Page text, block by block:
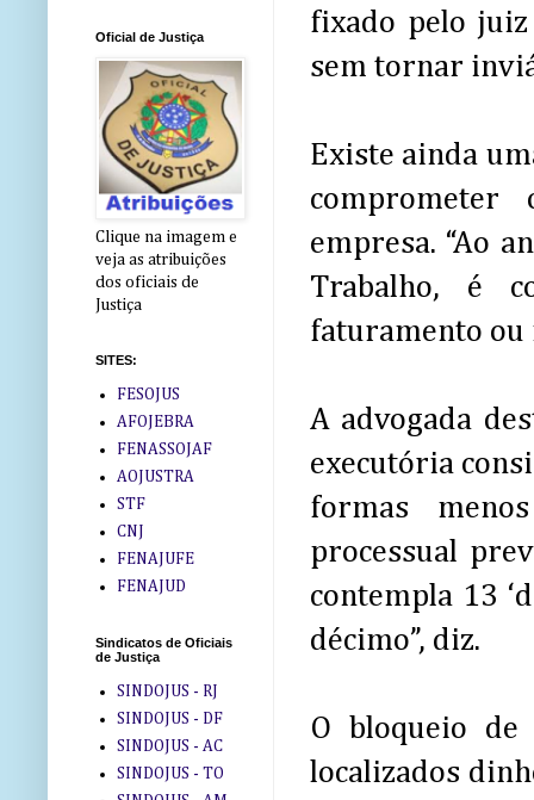
fixado pelo
sem tornar
Existe ainda
comprometer
empresa. “Ao
Trabalho, é
faturamento ou
A advogada
executória
formas
processual
contempla 13
décimo”, diz.
O bloqueio de
localizados
Oficial de Justiça
Clique na imagem e
veja as atribuições
dos oficiais de
Justiça
SITES:
FESOJUS
AFOJEBRA
FENASSOJAF
AOJUSTRA
STF
CNJ
FENAJUFE
FENAJUD
Sindicatos de Oficiais
de Justiça
SINDOJUS - RJ
SINDOJUS - DF
SINDOJUS - AC
SINDOJUS - TO